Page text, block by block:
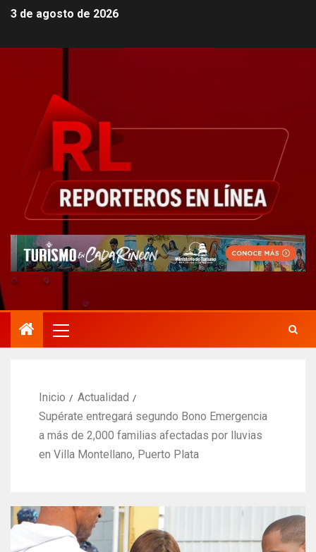
3 de agosto de 2026
Inicio
Actualidad
Supérate entregará segundo Bono Emergencia
a más de 2,000 familias afectadas por lluvias
en Villa Montellano, Puerto Plata